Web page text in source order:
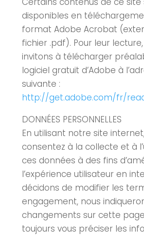
disponibles en
format Adobe Acrobat
fichier .pdf). Pour leur
invitons à télécharger
logiciel gratuit d’Adobe à
suivante :
http://get.adobe.com/fr/
DONNÉES PERSONNELLES
En utilisant notre site
consentez à la collecte et à
ces données à des fins
l’expérience utilisateur en
décidons de modifier les
engagement, nous
changements sur cette
toujours vous préciser les